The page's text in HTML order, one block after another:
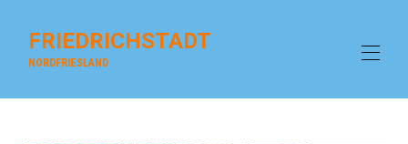
FRIEDRICHSTADT
NORDFRIESLAND